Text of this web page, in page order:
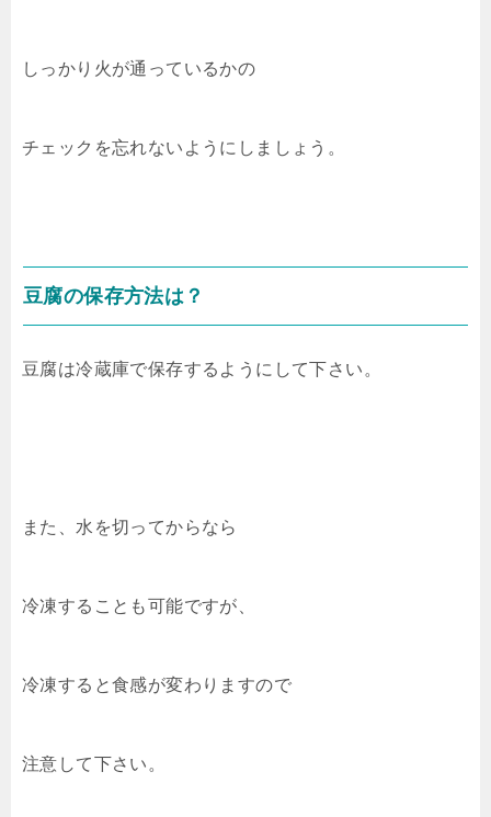
しっかり火が通っているかの
チェックを忘れないようにしましょう。
豆腐の保存方法は？
豆腐は冷蔵庫で保存するようにして下さい。
また、水を切ってからなら
冷凍することも可能ですが、
冷凍すると食感が変わりますので
注意して下さい。